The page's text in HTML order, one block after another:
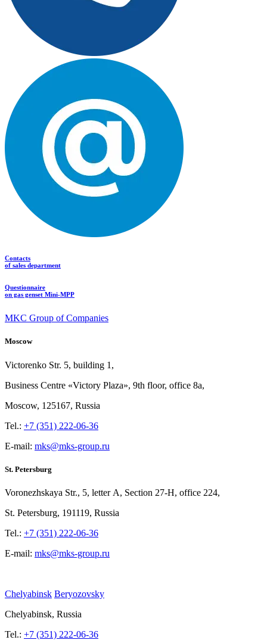
Contacts
of sales department
Questionnaire
on gas genset Mini-MPP
MKC Group of Companies
Moscow
Victorenko Str. 5, building 1,
Business Centre «Victory Plaza», 9th floor, office 8a,
Moscow, 125167, Russia
Tel.: +7 (351) 222-06-36
E-mail: mks@mks-group.ru
St. Petersburg
Voronezhskaya Str., 5, letter A, Section 27-Н, office 224,
St. Petersburg, 191119, Russia
Tel.: +7 (351) 222-06-36
E-mail: mks@mks-group.ru
Chelyabinsk Beryozovsky
Chelyabinsk, Russia
Tel.: +7 (351) 222-06-36